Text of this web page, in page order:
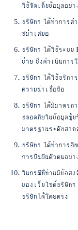
ใช้จัดเก็บข้อมูลอย่า
บริษัทฯ ได้ทำการส
สม่ำเสมอ
บริษัทฯ ได้ใช้ระบบ
ข่าย ซึ่งดำเนินการ
บริษัทฯ ได้ใช้บริกา
ความน่าเชื่อถือ
บริษัทฯ ได้มีมาตรก
ปลอดภัยในข้อมูลผู้
มาตรฐานระดับสา
บริษัทฯ ได้ทำการอั
การยืนยันตัวตนอย่า
ในกรณีที่ท่านมีข้อส
ของเว็บไซต์บริษัท
บริษัทได้โดยตรง